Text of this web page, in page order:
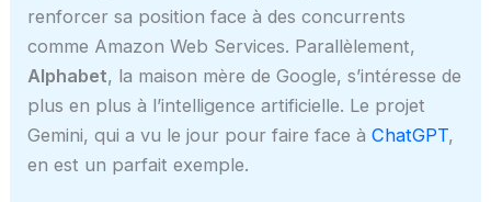
renforcer sa position face à des concurrents
comme Amazon Web Services. Parallèlement,
Alphabet, la maison mère de Google, s’intéresse de
plus en plus à l’intelligence artificielle. Le projet
Gemini, qui a vu le jour pour faire face àChatGPT,
en est un parfait exemple.